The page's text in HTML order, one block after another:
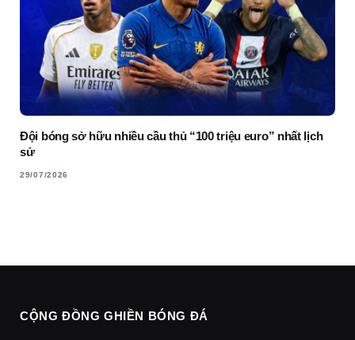
Đội bóng sở hữu nhiều cầu thủ “100 triệu euro” nhất lịch
sử
29/07/2026
CỘNG ĐỒNG GHIỀN BÓNG ĐÁ